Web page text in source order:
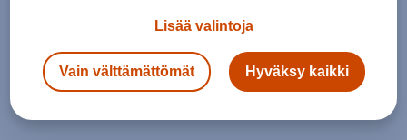
Lisää valintoja
Vain välttämättömät Hyväksy kaikki